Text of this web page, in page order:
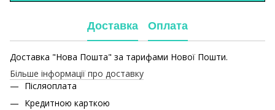
Доставка Оплата
Доставка "Нова Пошта" за тарифами Нової Пошти.
Більше інформації про доставку
Післяоплата
Кредитною карткою